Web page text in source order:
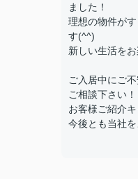
ました！
理想の物件が
す(^^)
新しい生活を
ご入居中にご
ご相談下さい！
お客様ご紹介
今後とも当社